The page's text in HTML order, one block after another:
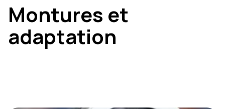
Montures et
adaptation